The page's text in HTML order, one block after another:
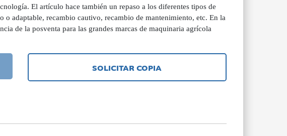
El artículo hace también un repaso a los diferentes tipos de
adaptable, recambio cautivo, recambio de mantenimiento, etc. En la
de la posventa para las grandes marcas de maquinaria agrícola
SOLICITAR COPIA